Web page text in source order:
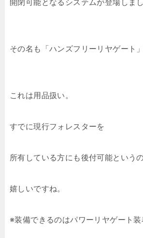
開閉可能となるシステムが登場しまし
その名も「ハンズフリーリヤゲート」
これは用品扱い。
すでに現行フォレスターを
所有している方にも後付可能という
嬉しいですね。
※装備できるのはパワーリヤゲート装